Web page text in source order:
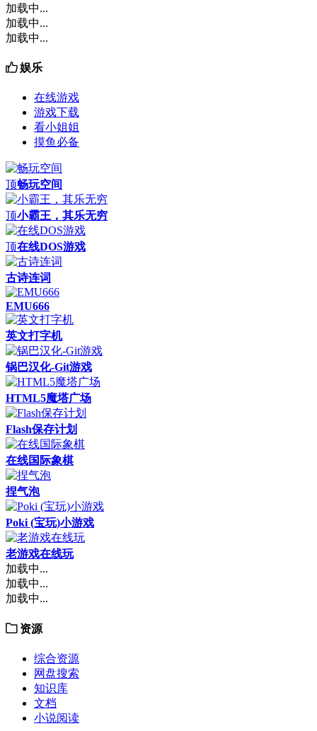
加载中...
加载中...
加载中...
娱乐
在线游戏
游戏下载
看小姐姐
摸鱼必备
顶畅玩空间
顶小霸王，其乐无穷
顶在线DOS游戏
古诗连词
EMU666
英文打字机
锅巴汉化-Git游戏
HTML5魔塔广场
Flash保存计划
在线国际象棋
捏气泡
Poki (宝玩)小游戏
老游戏在线玩
加载中...
加载中...
加载中...
资源
综合资源
网盘搜索
知识库
文档
小说阅读